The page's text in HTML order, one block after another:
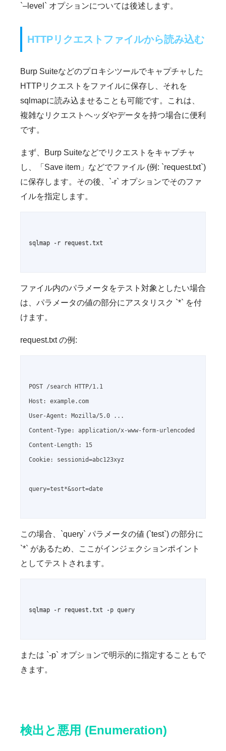
`–level` オプションについては後述します。
HTTPリクエストファイルから読み込む
Burp Suiteなどのプロキシツールでキャプチャした
HTTPリクエストをファイルに保存し、それを
sqlmapに読み込ませることも可能です。これは、
複雑なリクエストヘッダやデータを持つ場合に便利
です。
まず、Burp Suiteなどでリクエストをキャプチャ
し、「Save item」などでファイル (例: `request.txt`)
に保存します。その後、`-r` オプションでそのファ
イルを指定します。
sqlmap -r request.txt
ファイル内のパラメータをテスト対象としたい場合
は、パラメータの値の部分にアスタリスク `*` を付
けます。
request.txt の例:
POST /search HTTP/1.1
Host: example.com
User-Agent: Mozilla/5.0 ...
Content-Type: application/x-www-form-urlencoded
Content-Length: 15
Cookie: sessionid=abc123xyz
query=test*&sort=date
この場合、`query` パラメータの値 (`test`) の部分に
`*` があるため、ここがインジェクションポイント
としてテストされます。
sqlmap -r request.txt -p query
または `-p` オプションで明示的に指定することもで
きます。
検出と悪用 (Enumeration)